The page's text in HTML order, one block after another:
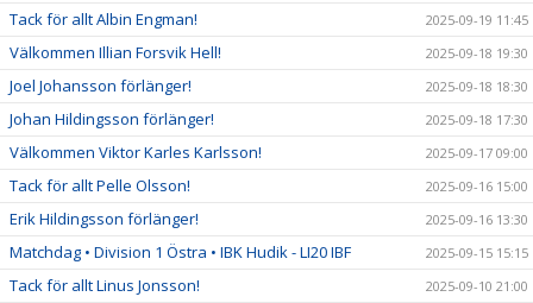
Tack för allt Albin Engman! 2025-09-19 11:45
Välkommen Illian Forsvik Hell! 2025-09-18 19:30
Joel Johansson förlänger! 2025-09-18 18:30
Johan Hildingsson förlänger! 2025-09-18 17:30
Välkommen Viktor Karles Karlsson! 2025-09-17 09:00
Tack för allt Pelle Olsson! 2025-09-16 15:00
Erik Hildingsson förlänger! 2025-09-16 13:30
Matchdag • Division 1 Östra • IBK Hudik - LI20 IBF 2025-09-15 15:15
Tack för allt Linus Jonsson! 2025-09-10 21:00